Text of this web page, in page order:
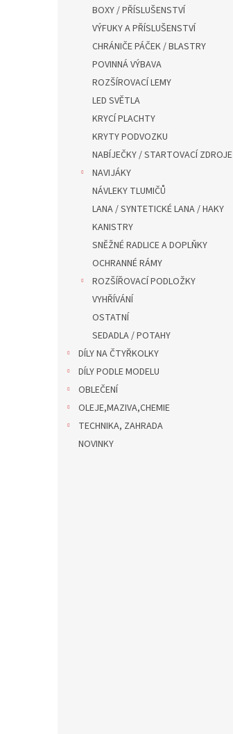
BOXY / PŘÍSLUŠENSTVÍ
VÝFUKY A PŘÍSLUŠENSTVÍ
CHRÁNIČE PÁČEK / BLASTRY
POVINNÁ VÝBAVA
ROZŠÍROVACÍ LEMY
LED SVĚTLA
KRYCÍ PLACHTY
KRYTY PODVOZKU
NABÍJEČKY / STARTOVACÍ ZDROJE
NAVIJÁKY
NÁVLEKY TLUMIČŮ
LANA / SYNTETICKÉ LANA / HAKY
KANISTRY
SNĚŽNÉ RADLICE A DOPLŇKY
OCHRANNÉ RÁMY
ROZŠÍŘOVACÍ PODLOŽKY
VYHŘÍVÁNÍ
OSTATNÍ
SEDADLA / POTAHY
DÍLY NA ČTYŘKOLKY
DÍLY PODLE MODELU
OBLEČENÍ
OLEJE,MAZIVA,CHEMIE
TECHNIKA, ZAHRADA
NOVINKY